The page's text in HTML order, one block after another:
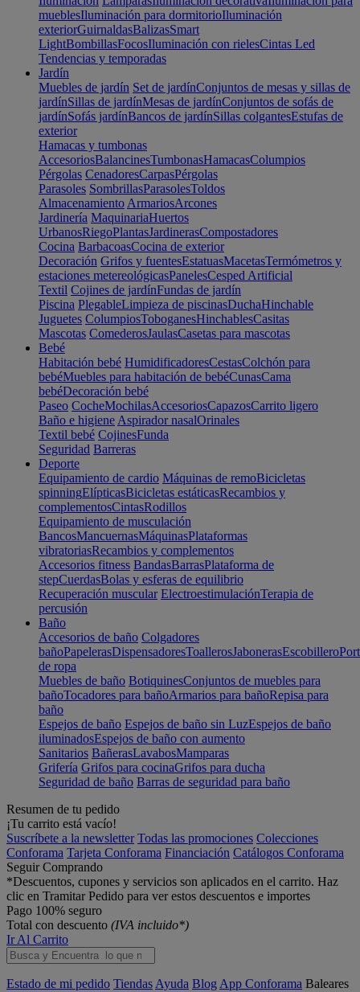
mueblesIluminación para dormitorioIluminación
exteriorGuirnaldasBalizasSmart
LightBombillasFocosIluminación con rielesCintas Led
Tendencias y temporadas
Jardín
Muebles de jardín Set de jardínConjuntos de mesas y sillas de
jardínSillas de jardínMesas de jardínConjuntos de sofás de
jardínSofás jardínBancos de jardínSillas colgantesEstufas de
exterior
Hamacas y tumbonas
AccesoriosBalancinesTumbonasHamacasColumpios
Pérgolas CenadoresCarpasPérgolas
Parasoles SombrillasParasolesToldos
Almacenamiento ArmariosArcones
Jardinería MaquinariaHuertos
UrbanosRiegoPlantasJardinerasCompostadores
Cocina BarbacoasCocina de exterior
Decoración Grifos y fuentesEstatuasMacetasTermómetros y
estaciones metereológicasPanelesCesped Artificial
Textil Cojines de jardínFundas de jardín
Piscina PlegableLimpieza de piscinasDuchaHinchable
Juguetes ColumpiosToboganesHinchablesCasitas
Mascotas ComederosJaulasCasetas para mascotas
Bebé
Habitación bebé HumidificadoresCestasColchón para
bebéMuebles para habitación de bebéCunasCama
bebéDecoración bebé
Paseo CocheMochilasAccesoriosCapazosCarrito ligero
Baño e higiene Aspirador nasalOrinales
Textil bebé CojinesFunda
Seguridad Barreras
Deporte
Equipamiento de cardio Máquinas de remoBicicletas
spinningElípticasBicicletas estáticasRecambios y
complementosCintasRodillos
Equipamiento de musculación
BancosMancuernasMáquinasPlataformas
vibratoriasRecambios y complementos
Accesorios fitness BandasBarrasPlataforma de
stepCuerdasBolas y esferas de equilibrio
Recuperación muscular ElectroestimulaciónTerapia de
percusión
Baño
Accesorios de baño Colgadores
bañoPapelerasDispensadoresToallerosJabonerasEscobillero
de ropa
Muebles de baño BotiquinesConjuntos de muebles para
bañoTocadores para bañoArmarios para bañoRepisa para
baño
Espejos de baño Espejos de baño sin LuzEspejos de baño
iluminadosEspejos de baño con aumento
Sanitarios BañerasLavabosMamparas
Grifería Grifos para cocinaGrifos para ducha
Seguridad de baño Barras de seguridad para baño
Resumen de tu pedido
¡Tu carrito está vacío!
Suscríbete a la newsletter Todas las promociones Colecciones
Conforama Tarjeta Conforama Financiación Catálogos Conforama
Seguir Comprando
*Descuentos, cupones y servicios son aplicados en el carrito. Haz
clic en Tramitar Pedido para ver estos descuentos e importes
Pago 100% seguro
Total con descuento (IVA incluido*)
Ir Al Carrito
Estado de mi pedido Tiendas Ayuda Blog App Conforama Baleares